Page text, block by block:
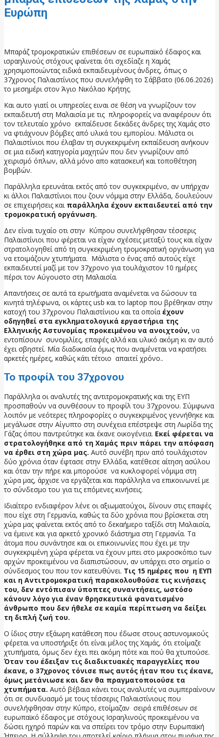
Ευρώπη
Μπαράζ τρομοκρατικών επιθέσεων σε ευρωπαϊκό έδαφος και
ισραηλινούς στόχους φαίνεται ότι σχεδίαζε η Χαμάς
χρησιμοποιώντας ειδικά εκπαιδευμένους άνδρες, όπως ο
37χρονος Παλαιστίνιος που συνελήφθη το Σάββατο (06.06.2026)
το μεσημέρι στον Άγιο Νικόλαο Κρήτης.
Και αυτο γιατί οι υπηρεσίες ειναι σε θέση να γνωρίζουν τον
εκπαιδευτή στη Μαλαισία με τις πληροφορείς να αναφέρουν ότι
τον τελευταίο χρόνο εκπαίδευσε δεκάδες άνδρες της Χαμάς στο
να φτιάχνουν βόμβες από υλικά του εμπορίου. Μάλιστα οι
Παλαιστίνιοι που έλαβαν τη συγκεκριμένη εκπαίδευση ανήκουν
σε μια ειδική κατηγορία μαχητών που δεν γνωρίζουν από
χειρισμό όπλων, αλλά μόνο απο κατασκευή και τοποθέτηση
βομβών.
Παράλληλα ερευνάται εκτός από τον συγκεκριμένο, αν υπήρχαν
κι άλλοι Παλαιστίνιοι που ζουν νόμιμα στην Ελλάδα, δουλεύουν
σε επιχειρήσεις και παράλληλα έχουν εκπαιδευτεί από την
τρομοκρατική οργάνωση.
Δεν είναι τυχαίο οτι στην Κύπρου συνελήφθησαν τέσσερις
Παλαιστίνιοι που φέρεται να είχαν σχέσεις μεταξύ τους και είχαν
στρατολογηθεί από τη συγκεκριμένη τρομοκρατική οργάνωση για
να ετοιμάζουν χτυπήματα. Μάλιστα ο ένας από αυτούς είχε
εκπαιδευτεί μαζί με τον 37χρονο για τουλάχιστον 10 ημέρες
πέρσι τον Αύγουστο στη Μαλαισία.
Απαντήσεις σε αυτά τα ερωτήματα αναμένεται να δώσουν τα
κινητά τηλέφωνα, οι κάρτες usb και το laptop που βρέθηκαν στην
κατοχή του 37χρονου Παλαιστίνιου και τα οποία έχουν
οδηγηθεί στα εγκληματολογικά εργαστήρια της
Ελληνικής Αστυνομίας προκειμένου να ανοιχτούν, να
εντοπίσουν συνομιλίες, επαφές αλλά και υλικό ακόμη κι αν αυτό
έχει σβηστεί. Μία διαδικασία όμως που αναμένεται να κρατήσει
αρκετές ημέρες, καθώς κάτι τέτοιο απαιτεί χρόνο..
Το προφίλ του 37χρονου
Παράλληλα οι αναλυτές της αντιτρομοκρατικής και της ΕΥΠ
προσπαθούν να συνθέσουν το προφίλ του 37χρονου. Σύμφωνα
λοιπόν με νεότερες πληροφορίες ο συγκεκριμένος γεννήθηκε και
μεγάλωσε στην Αίγυπτο στη συνέχεια επέστρεψε στη Λωρίδα της
Γάζας όπου παντρεύτηκε και έκανε οικογένεια. Εκεί φέρεται να
στρατολογήθηκε από τη Χαμάς πριν πάρει την απόφαση
να έρθει στη χώρα μας. Αυτό συνέβη πριν από τουλάχιστον
δύο χρόνια όταν έφτασε στην Ελλάδα, κατέθεσε αίτηση ασύλου
και όταν την πήρε και μπορούσε να κυκλοφορεί νόμιμα στη
χώρα μας, άρχισε να εργάζεται και παράλληλα να επικοινωνεί με
το σύνδεσμο του για τις επόμενες κινήσεις.
Ιδιαίτερο ενδιαφέρον λένε οι αξιωματούχοι, δίνουν στις επαφές
που είχε στη Γερμανία, καθώς τα δύο χρόνια που βρίσκεται στη
χώρα μας φαίνεται εκτός από το δεκαήμερο ταξίδι στη Μαλαισία,
να έμεινε και για αρκετό χρονικό διάστημα στη Γερμανία. Τα
άτομα που συνάντησε και οι επικοινωνίες που έχει με την
συγκεκριμένη χώρα φέρεται να έχουν μπει στο μικροσκόπιο των
αρχών προκειμένου να διαπιστώσουν, αν υπάρχει στο σημείο ο
σύνδεσμος του που τον κατευθύνει. Τις 15 ημέρες που η ΕΥΠ
και η Αντιτρομοκρατική παρακολουθούσε τις κινήσεις
του, δεν εντόπισαν ύποπτες συναντήσεις, ωστόσο
κάνουν λόγο για έναν θρησκευτικά φανατισμένο
άνθρωπο που δεν ήθελε σε καμία περίπτωση να δείξει
τη διπλή ζωή του.
Ο ίδιος στην εξάωρη κατάθεση που έδωσε στους αστυνομικούς
φέρεται να υποστήριξε ότι είναι μέλος της Χαμάς, ότι ετοίμαζε
χτυπήματα, όμως δεν έχει πει ακόμη πότε και πού θα χτυπούσε.
Όταν του έδειξαν τις διαδικτυακές παραγγελίες που
έκανε, ο 37χρονος τόνισε πως αυτός ήταν που τις έκανε,
όμως μετάνιωσε και δεν θα πραγματοποιούσε τα
χτυπήματα. Αυτό βέβαια κάνει τους αναλυτές να συμπεραίνουν
ότι σε συνδυασμό με τους τέσσερις Παλαιστίνιους που
συνελήφθησαν στην Κύπρο, ετοίμαζαν σειρά επιθέσεων σε
ευρωπαϊκό έδαφος με στόχους Ισραηλινούς προκειμένου να
δώσει ηχηρό παρών και να σπείρει τον τρόμο στην Ευρωπαϊκή